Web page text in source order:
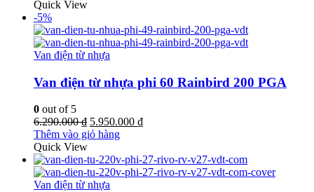
Quick View
-5%
Van điện từ nhựa
Van điện từ nhựa phi 60 Rainbird 200 PGA
0 out of 5
6.290.000₫ Giá
gốc
6.290.000 ₫.
5.950.000 ₫Giá
là:
5.950.000 ₫.
Thêm vào giỏ hàng
Quick View
Van điện từ nhựa